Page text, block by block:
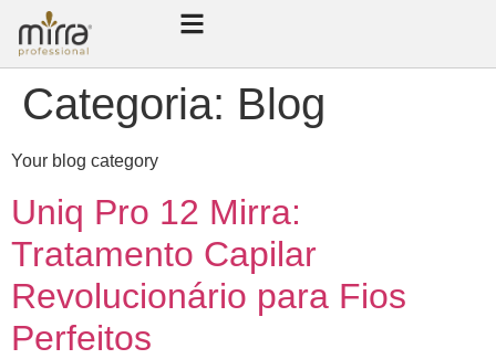
Categoria: Blog
Your blog category
Uniq Pro 12 Mirra:
Tratamento Capilar
Revolucionário para Fios
Perfeitos